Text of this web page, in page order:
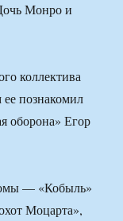
Монро и
коллектива
познакомил
оборона» Егор
— «Кобыль»
Моцарта»,